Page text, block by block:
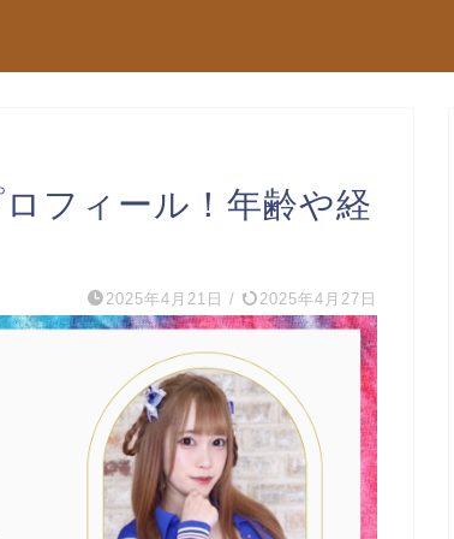
フィール！年齢や経
2025年4月21日 / 2025年4月27日